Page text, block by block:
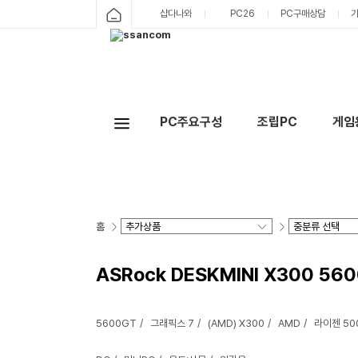
샵다나와 PC26 PC구매상담
PC주요구성 조립PC 게
홈
ASRock DESKMINI X300
5600GT 그래픽스 7 (AMD) X300 AMD 라이젠